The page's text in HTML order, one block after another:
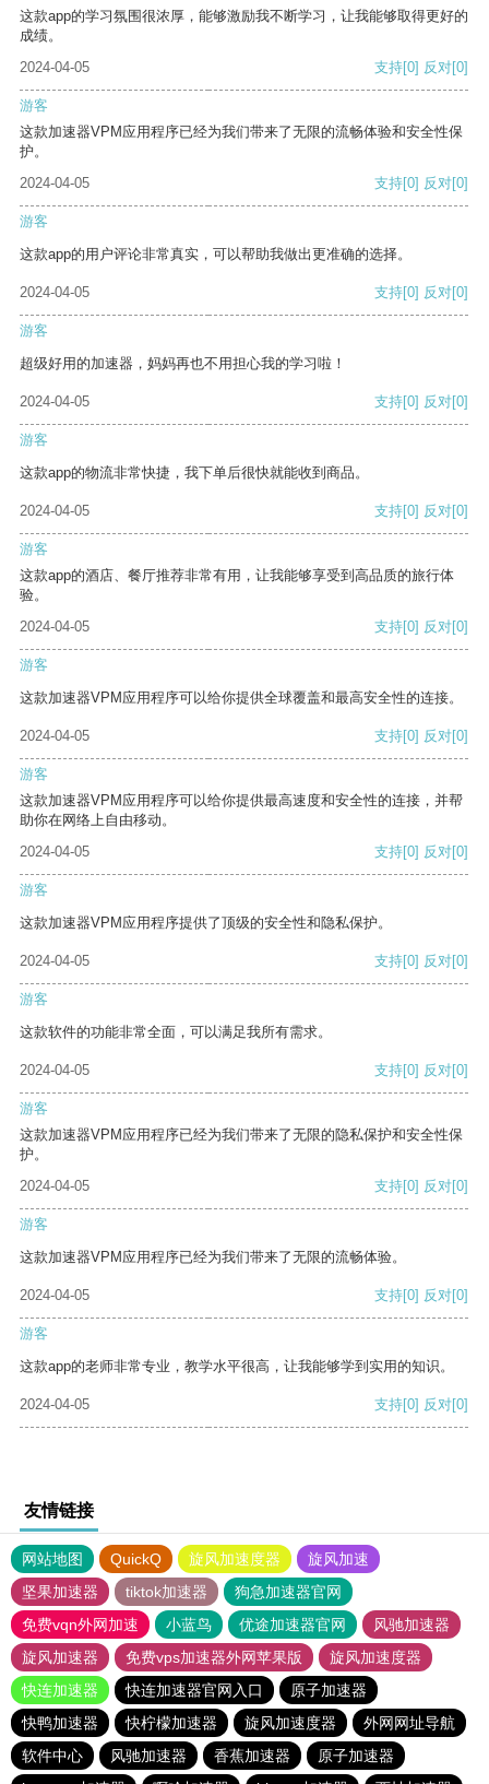
这款app的学习氛围很浓厚，能够激励我不断学习，让我能够取得更好的
成绩。
2024-04-05
支持[0] 反对[0]
游客
这款加速器VPM应用程序已经为我们带来了无限的流畅体验和安全性保
护。
2024-04-05
支持[0] 反对[0]
游客
这款app的用户评论非常真实，可以帮助我做出更准确的选择。
2024-04-05 支持[0] 反对[0]
游客
超级好用的加速器，妈妈再也不用担心我的学习啦！
2024-04-05 支持[0] 反对[0]
游客
这款app的物流非常快捷，我下单后很快就能收到商品。
2024-04-05 支持[0] 反对[0]
游客
这款app的酒店、餐厅推荐非常有用，让我能够享受到高品质的旅行体
验。
2024-04-05
支持[0] 反对[0]
游客
这款加速器VPM应用程序可以给你提供全球覆盖和最高安全性的连接。
2024-04-05 支持[0] 反对[0]
游客
这款加速器VPM应用程序可以给你提供最高速度和安全性的连接，并帮
助你在网络上自由移动。
2024-04-05
支持[0] 反对[0]
游客
这款加速器VPM应用程序提供了顶级的安全性和隐私保护。
2024-04-05 支持[0] 反对[0]
游客
这款软件的功能非常全面，可以满足我所有需求。
2024-04-05 支持[0] 反对[0]
游客
这款加速器VPM应用程序已经为我们带来了无限的隐私保护和安全性保
护。
2024-04-05
支持[0] 反对[0]
游客
这款加速器VPM应用程序已经为我们带来了无限的流畅体验。
2024-04-05 支持[0] 反对[0]
游客
这款app的老师非常专业，教学水平很高，让我能够学到实用的知识。
2024-04-05 支持[0] 反对[0]
友情链接
网站地图 QuickQ 旋风加速度器
旋风加速
坚果加速器
tiktok加速器
狗急加速器官网
免费vqn外网加速
小蓝鸟 优途加速器官网
风驰加速器
旋风加速器
免费vps加速器外网苹果版
旋风加速度器
快连加速器
快连加速器官网入口
原子加速器
快鸭加速器
快柠檬加速器 旋风加速度器
外网网址导航
软件中心
风驰加速器 香蕉加速器
原子加速器